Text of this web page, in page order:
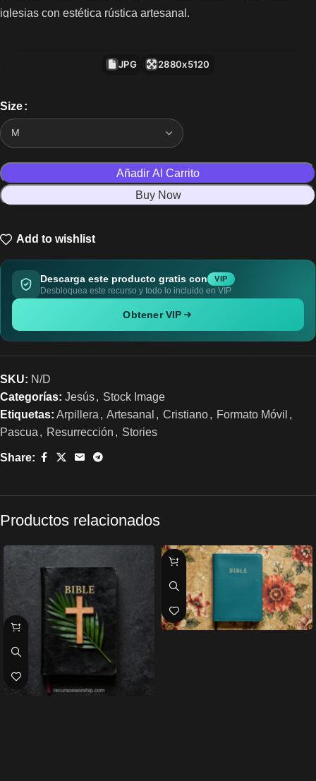
iglesias con estética rústica artesanal.
JPG 2880x5120
Size
Añadir Al Carrito
Buy Now
Add to wishlist
Descarga este producto gratis con VIP
Desbloquea este recurso y todo lo incluido en VIP
Obtener VIP
SKU: N/D
Categorías: Jesús, Stock Image
Etiquetas: Arpillera , Artesanal , Cristiano, Formato Móvil ,
Pascua , Resurrección , Stories
Share:
Productos relacionados